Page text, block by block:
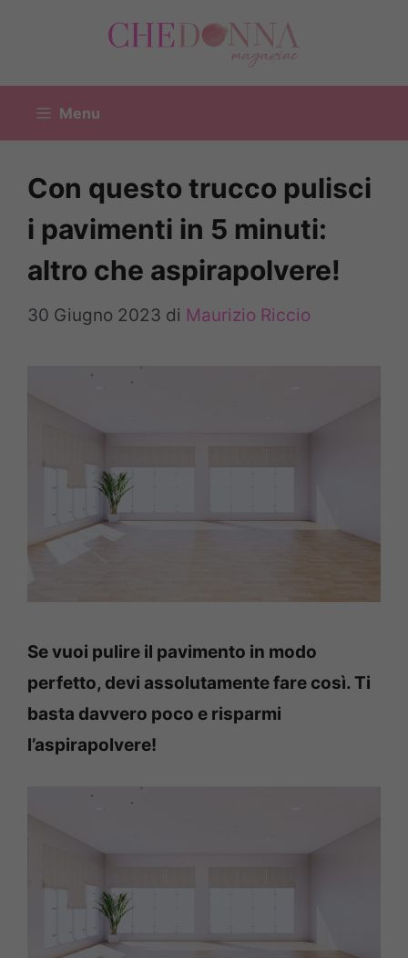
Menu
Con questo trucco pulisci
i pavimenti in 5 minuti:
altro che aspirapolvere!
30 Giugno 2023 di Maurizio Riccio
Se vuoi pulire il pavimento in modo
perfetto, devi assolutamente fare così. Ti
basta davvero poco e risparmi
l’aspirapolvere!